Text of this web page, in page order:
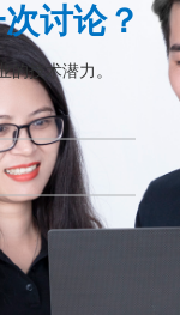
讨论？
技术潜力。